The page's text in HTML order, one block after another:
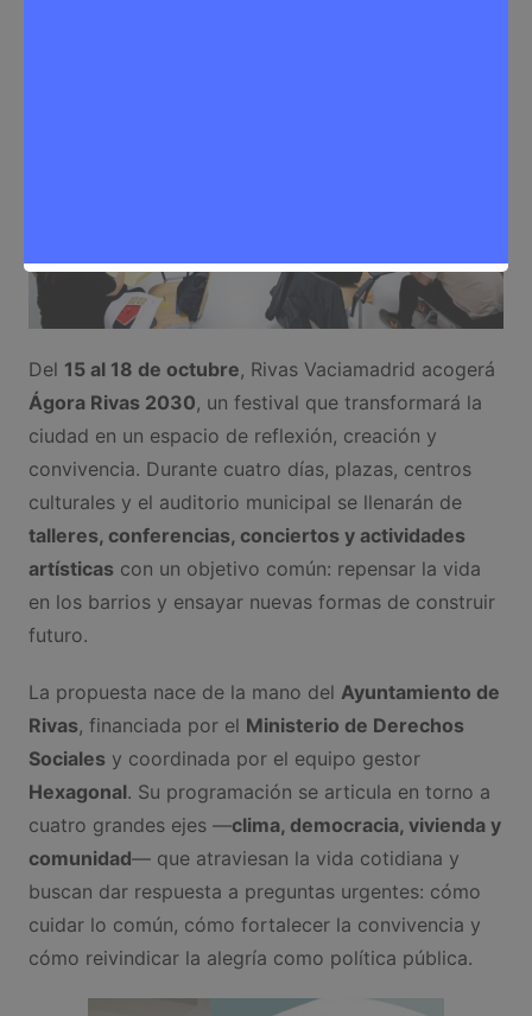
Del 15 al 18 de octubre, Rivas Vaciamadrid acogerá
Ágora Rivas 2030, un festival que transformará la
ciudad en un espacio de reflexión, creación y
convivencia. Durante cuatro días, plazas, centros
culturales y el auditorio municipal se llenarán de
talleres, conferencias, conciertos y actividades
artísticascon un objetivo común: repensar la vida
en los barrios y ensayar nuevas formas de construir
futuro.
La propuesta nace de la mano del Ayuntamiento de
Rivas, financiada por el Ministerio de Derechos
Socialesy coordinada por el equipo gestor
Hexagonal. Su programación se articula en torno a
cuatro grandes ejes —clima, democracia, vivienda y
comunidad— que atraviesan la vida cotidiana y
buscan dar respuesta a preguntas urgentes: cómo
cuidar lo común, cómo fortalecer la convivencia y
cómo reivindicar la alegría como política pública.